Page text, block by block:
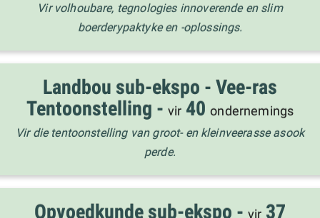
Vir volhoubare, tegnologies innoverende en slim
boerderypaktyke en -oplossings.
Landbou sub-ekspo - Vee-ras
Tentoonstelling - vir 40ondernemings
Vir die tentoonstelling van groot- en kleinveerasse asook
perde.
Opvoedkunde sub-ekspo - vir 37